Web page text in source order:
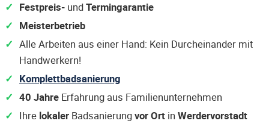
Festpreis- undTermingarantie
Meisterbetrieb
Alle Arbeiten aus einer Hand: Kein Durcheinander mit
Handwerkern!
Komplettbadsanierung
40 Jahre Erfahrung aus Familienunternehmen
Ihre lokaler Badsanierungvor Ort in Werdervorstadt